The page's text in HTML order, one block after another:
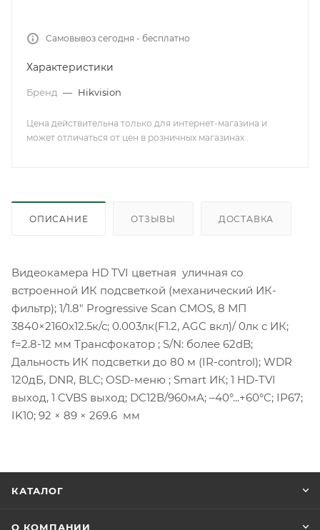
Самовывоз сегодня - бесплатно
Характеристики
Бренд — Hikvision
Цена действительна только для интернет-магазина и
может отличаться от цен в розничных магазинах .
ОПИСАНИЕ ОТЗЫВЫ ДОСТАВКА
Видеокамера HD TVI цветная уличная со
встроенной ИК подсветкой (механический ИК-
фильтр); 1/1.8" Progressive Scan CMOS, 8 МП
3840×2160х12.5к/с; 0.003лк(F1.2, AGC вкл)/ 0лк с ИК;
f=2.8-12 мм Трансфокатор ; S/N: более 62dB;
Дальность ИК подсветки до 80 м (IR-control); WDR
120дБ, DNR, BLC; OSD-меню ; Smart ИК; 1 HD-TVI
выход, 1 CVBS выход; DC12В/960мА; –40°...+60°C; IP67;
IK10; 92 × 89 × 269.6 мм
КАТАЛОГ
О КОМПАНИИ